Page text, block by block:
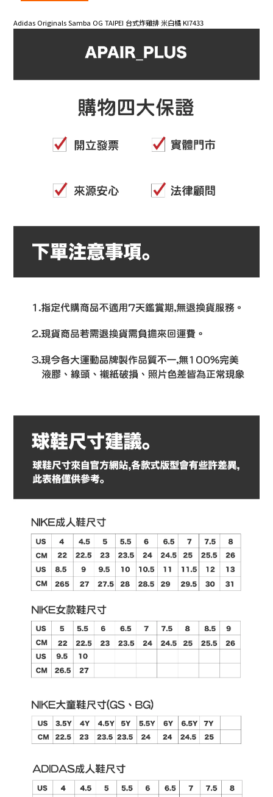
Adidas Originals Samba OG TAIPEI 台式炸雞排 米白橘 KI7433